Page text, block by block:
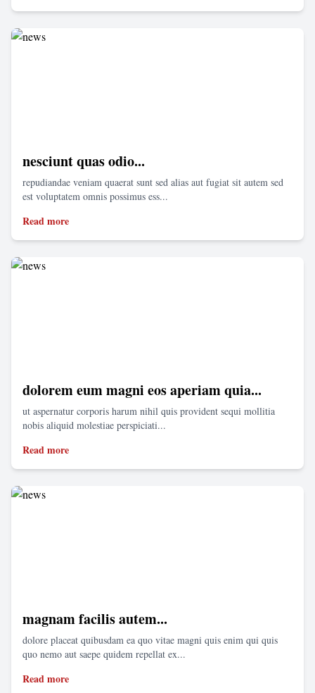
nesciunt quas odio...
repudiandae veniam quaerat sunt sed alias aut fugiat sit autem sed
est voluptatem omnis possimus ess...
Read more
dolorem eum magni eos aperiam quia...
ut aspernatur corporis harum nihil quis provident sequi mollitia
nobis aliquid molestiae perspiciati...
Read more
magnam facilis autem...
dolore placeat quibusdam ea quo vitae magni quis enim qui quis
quo nemo aut saepe quidem repellat ex...
Read more